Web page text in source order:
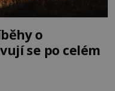
o
se po celém